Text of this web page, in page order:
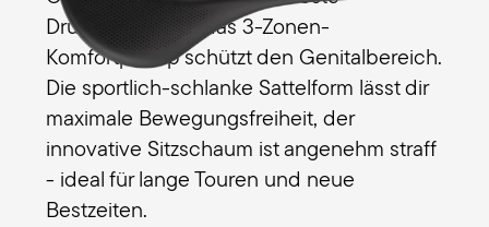
Druckverteilung, das 3-Zonen-
Komfortprinzip schützt den Genitalbereich.
Die sportlich-schlanke Sattelform lässt dir
maximale Bewegungsfreiheit, der
innovative Sitzschaum ist angenehm straff
- ideal für lange Touren und neue
Bestzeiten.